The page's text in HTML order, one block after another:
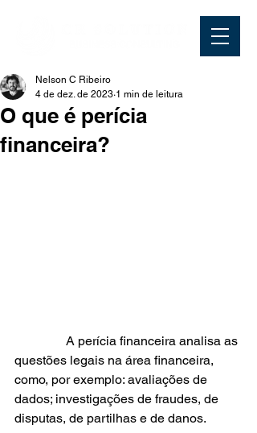
O que é perícia
financeira?
Nelson C Ribeiro
4 de dez. de 2023 1 min de leitura
questões legais na área financeira,
como, por exemplo: avaliações de
dados; investigações de fraudes, de
disputas, de partilhas e de danos.